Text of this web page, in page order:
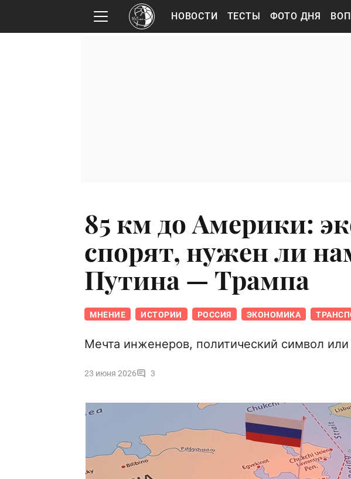
НОВОСТИ ТЕСТЫ ФОТО ДНЯ
85 км до Америки:
спорят, нужен ли
Путина — Трампа
МНЕНИЕ ИСТОРИИ РОССИЯ ЭКОНОМИКА
Мечта инженеров, политический символ
23 июня 2026 3